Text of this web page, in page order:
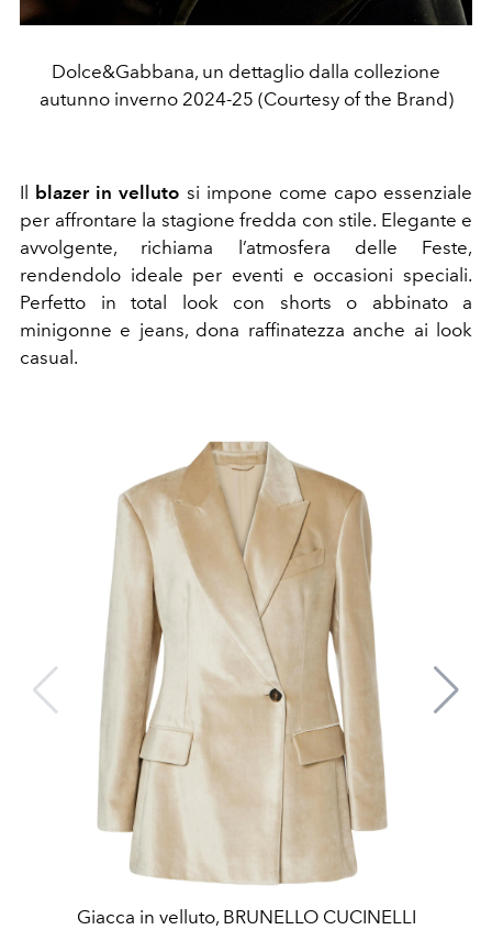
Dolce&Gabbana, un dettaglio dalla collezione
autunno inverno 2024-25 (Courtesy of the Brand)
Il blazer in velluto si impone come capo essenziale
per affrontare la stagione fredda con stile. Elegante e
avvolgente, richiama l’atmosfera delle Feste,
rendendolo ideale per eventi e occasioni speciali.
Perfetto in total look con shorts o abbinato a
minigonne e jeans, dona raffinatezza anche ai look
casual.
Giacca in velluto, BRUNELLO CUCINELLI